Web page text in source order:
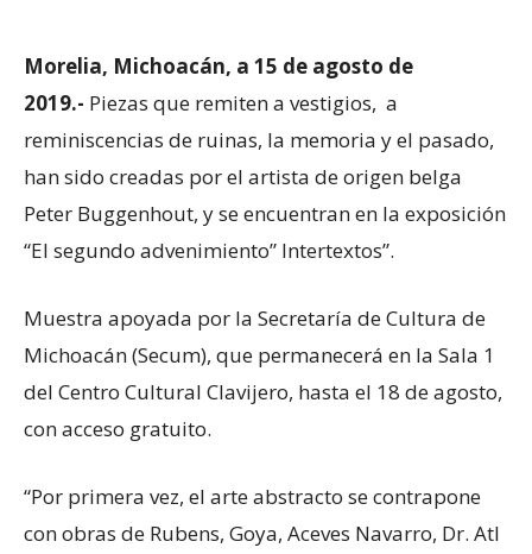
Morelia, Michoacán, a 15 de agosto de
2019.- Piezas que remiten a vestigios, a
reminiscencias de ruinas, la memoria y el pasado,
han sido creadas por el artista de origen belga
Peter Buggenhout, y se encuentran en la exposición
“El segundo advenimiento” Intertextos”.
Muestra apoyada por la Secretaría de Cultura de
Michoacán (Secum), que permanecerá en la Sala 1
del Centro Cultural Clavijero, hasta el 18 de agosto,
con acceso gratuito.
“Por primera vez, el arte abstracto se contrapone
con obras de Rubens, Goya, Aceves Navarro, Dr. Atl